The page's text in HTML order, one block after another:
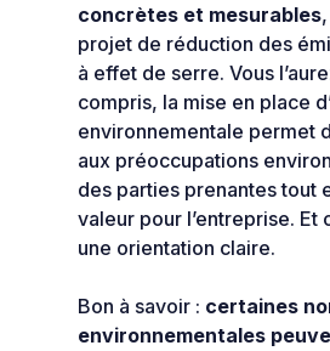
concrètes et mesurables
projet de réduction des
à effet de serre. Vous
compris, la mise en place
environnementale permet
aux préoccupations
des parties prenantes tout
valeur pour l’entreprise. Et
une orientation claire.
Bon à savoir : certaines
environnementales